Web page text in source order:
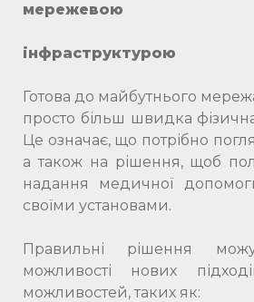
мережевою
інфраструктурою
Готова до майбутнього
просто більш швидка
Це означає, що потрібно
а також на рішення, щоб
надання медичної
своїми установами.
Правильні рішення
можливості нових
можливостей, таких як: